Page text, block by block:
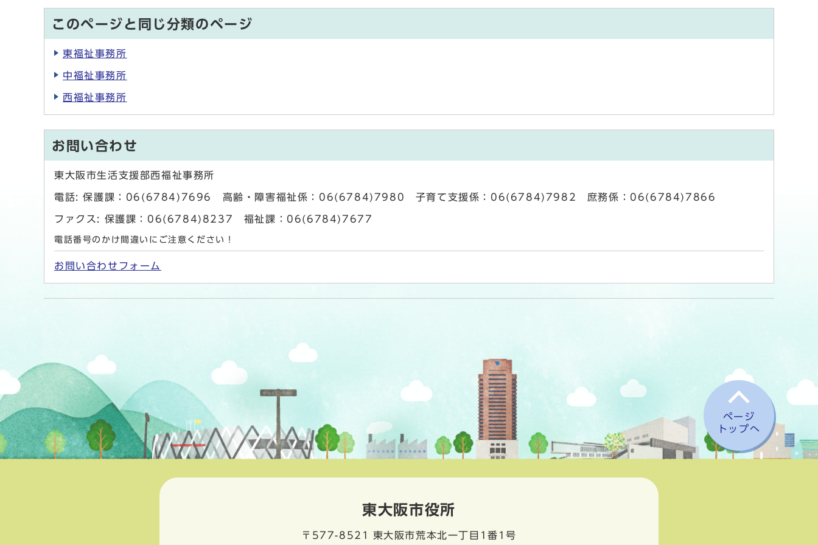
このページと同じ分類のページ
東福祉事務所
中福祉事務所
西福祉事務所
お問い合わせ
東大阪市生活支援部西福祉事務所
電話: 保護課：06(6784)7696 高齢・障害福祉係：06(6784)7980 子育て支援係：06(6784)7982 庶務係：06(6784)7866
ファクス: 保護課：06(6784)8237 福祉課：06(6784)7677
電話番号のかけ間違いにご注意ください！
お問い合わせフォーム
ページ
トップへ
東大阪市役所
〒577-8521 東大阪市荒本北一丁目1番1号